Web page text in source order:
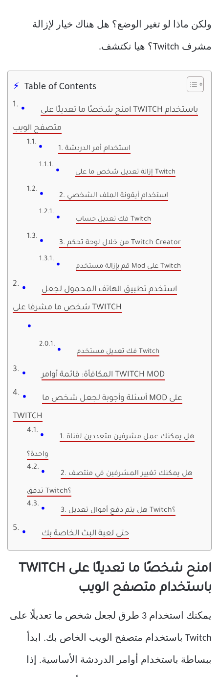
ولكن ماذا لو تغير الوضع؟ هل هناك خيار لإزالة
مشرف Twitch؟ هيا نكتشف.
Table of Contents
امنح شخصًا ما تعديلًا على TWITCH باستخدام
متصفح الويب
1. استخدام أمر الدردشة
إزالة تعديل شخص ما على Twitch
2. استخدام أيقونة الملف الشخصي
فك تعديل حساب Twitch
3. من خلال لوحة تحكم Twitch Creator
قم بإزالة مستخدم Mod على Twitch
استخدم تطبيق الهاتف المحمول لجعل
شخص ما مشرفا على TWITCH
فك تعديل مستخدم Twitch
المكافأة: قائمة أوامر TWITCH MOD
أسئلة وأجوبة لجعل شخص ما MOD على
TWITCH
1. هل يمكنك عمل مشرفين متعددين لقناة
واحدة؟
2. هل يمكنك تغيير المشرفين في منتصف
تدفق Twitch؟
3. هل يتم دفع أموال تعديل Twitch؟
حتى لعبة البث الخاصة بك
امنح شخصًا ما تعديلًا على TWITCH
باستخدام متصفح الويب
يمكنك استخدام 3 طرق لجعل شخص ما تعديلًا على
Twitch باستخدام متصفح الويب الخاص بك. ابدأ
ببساطة باستخدام أوامر الدردشة الأساسية. إذا